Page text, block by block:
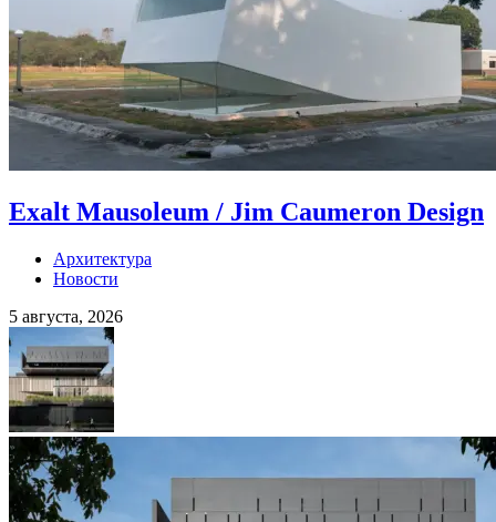
Exalt Mausoleum / Jim Caumeron Design
Архитектура
Новости
5 августа, 2026